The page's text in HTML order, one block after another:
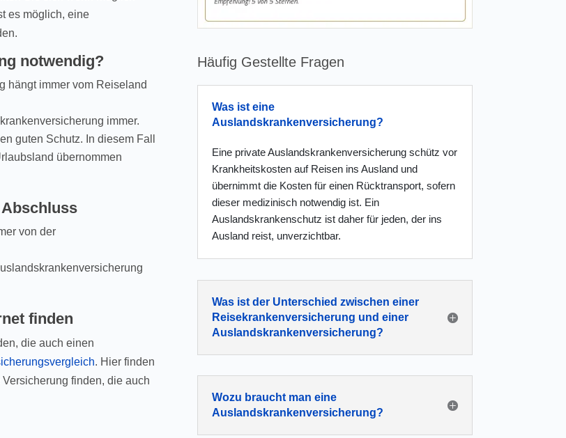
es möglich, eine
notwendig?
hängt immer vom Reiseland
immer.
guten Schutz. In diesem Fall
übernommen
von der
finden
die auch einen
. Hier finden
finden, die auch
Häufig Gestellte Fragen
Was ist eine
Auslandskrankenversicherung?
Eine private Auslandskrankenversicherung schütz vor
Krankheitskosten auf Reisen ins Ausland und
übernimmt die Kosten für einen Rücktransport, sofern
dieser medizinisch notwendig ist. Ein
Auslandskrankenschutz ist daher für jeden, der ins
Ausland reist, unverzichtbar.
Was ist der Unterschied zwischen einer
Reisekrankenversicherung und einer
Auslandskrankenversicherung?
Wozu braucht man eine
Auslandskrankenversicherung?